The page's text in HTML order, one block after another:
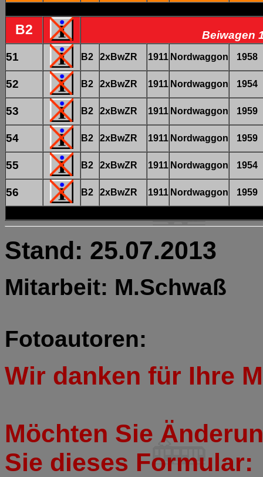
B2
Beiwagen
51
B2 2xBwZR 1911 Nordwaggon 1958
52 B2 2xBwZR 1911 Nordwaggon 1954
53 B2 2xBwZR 1911 Nordwaggon 1959
54 B2 2xBwZR 1911 Nordwaggon 1959
55 B2 2xBwZR 1911 Nordwaggon 1954
56 B2 2xBwZR 1911 Nordwaggon 1959
Stand: 25.07.2013
Mitarbeit: M.Schwaß
Fotoautoren:
Wir danken für Ihre
Möchten Sie
Sie dieses Formular: